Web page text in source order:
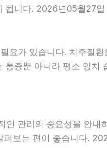
됩니다. 2026년05월27일
요가 있습니다. 치주질
증뿐 아니라 평소 양치
관리의 중요성을 안내
보는 편이 좋습니다.